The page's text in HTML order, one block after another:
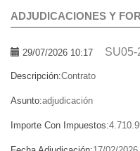
ADJUDICACIONES Y
29/07/2026 10:17 SU05-
Descripción:Contrato
Asunto:adjudicación
Importe Con Impuestos: